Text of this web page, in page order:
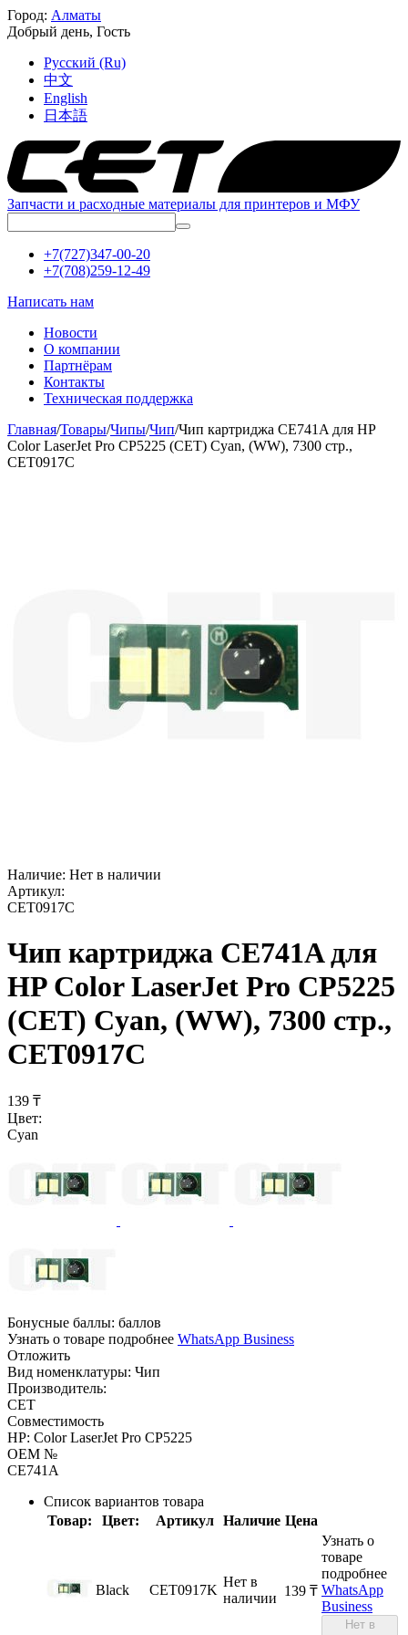
Город: Алматы
Добрый день, Гость
Русский (Ru)
中文
English
日本語
Запчасти и расходные материалы для принтеров и МФУ
+7(727)347-00-20
+7(708)259-12-49
Написать нам
Новости
О компании
Партнёрам
Контакты
Техническая поддержка
Главная/Товары/Чипы/Чип/Чип картриджа CE741A для HP
Color LaserJet Pro CP5225 (CET) Cyan, (WW), 7300 стр.,
CET0917C
Наличие: Нет в наличии
Артикул:
CET0917C
Чип картриджа CE741A для
HP Color LaserJet Pro CP5225
(CET) Cyan, (WW), 7300 стр.,
CET0917C
‍139‍ ₸
Цвет:
Cyan
Бонусные баллы: баллов
Узнать о товаре подробнее WhatsApp Business
Отложить
Вид номенклатуры: Чип
Производитель:
CET
Совместимость
HP: Color LaserJet Pro CP5225
OEM №
CE741A
Список вариантов товара
Товар:
Цвет: Артикул Наличие Цена
Black CET0917K
Нет в
наличии ‍139‍ ₸
Узнать о
товаре
подробнее
WhatsApp
Business
Нет в